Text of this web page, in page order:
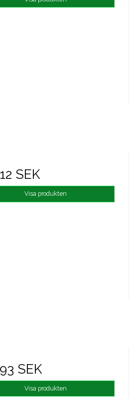
SEK
Visa produkten
SEK
Visa produkten